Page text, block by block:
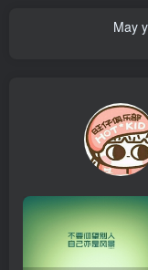
May